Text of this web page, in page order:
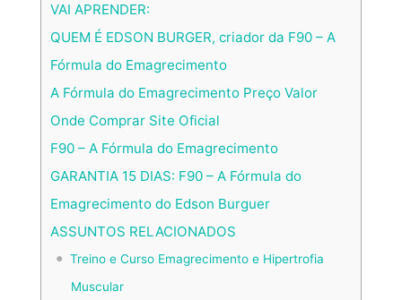
VAI APRENDER:
QUEM É EDSON BURGER, criador da F90 – A
Fórmula do Emagrecimento
A Fórmula do Emagrecimento Preço Valor
Onde Comprar Site Oficial
F90 – A Fórmula do Emagrecimento
GARANTIA 15 DIAS: F90 – A Fórmula do
Emagrecimento do Edson Burguer
ASSUNTOS RELACIONADOS
Treino e Curso Emagrecimento e Hipertrofia
Muscular